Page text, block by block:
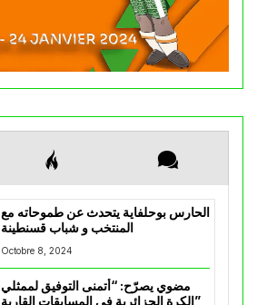
الحارس بوحلفاية يتحدث عن طموحاته مع
المنتخب و شباب قسنطينة
Octobre 8, 2024
مضوي يصرّح: “أتمنى التوفيق لممثلي
الكرة الجزائرية في المسابقات القارية”